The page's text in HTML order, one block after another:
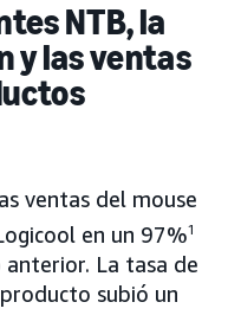
NTB, la
y las ventas
ventas del mouse
en un 97%1
anterior. La tasa de
subió un